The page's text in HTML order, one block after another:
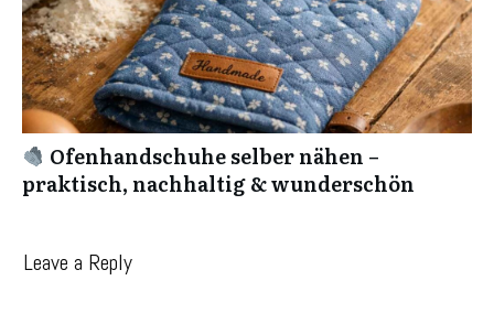
Ofenhandschuhe selber nähen –
praktisch, nachhaltig & wunderschön
Leave a Reply